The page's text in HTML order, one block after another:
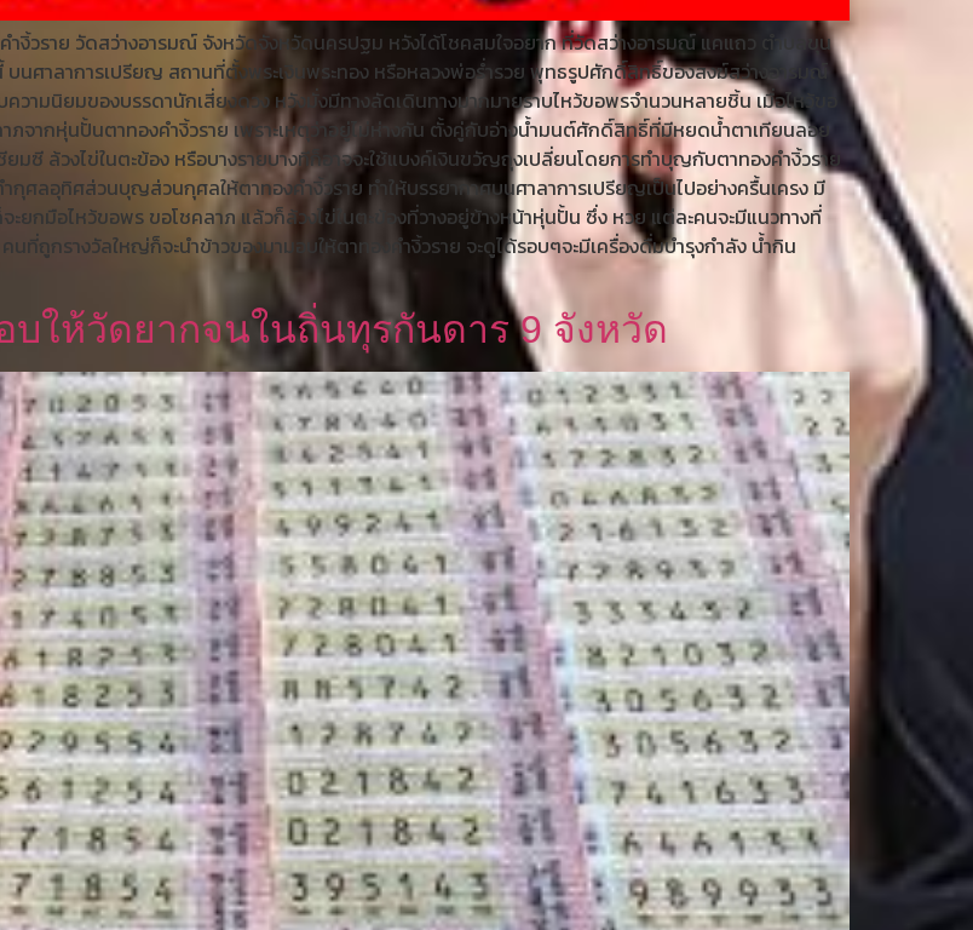
งิ้วราย วัดสว่างอารมณ์ จังหวัดจังหวัดนครปฐม หวังได้โชคสมใจอยาก ที่วัดสว่างอารมณ์ แคแถว ตำบลขุน
นศาลาการเปรียญ สถานที่ตั้งพระเงินพระทอง หรือหลวงพ่อร่ำรวย พุทธรูปศักดิ์สิทธิ์ของสงฆ์สว่างอารมณ์
ามนิยมของบรรดานักเสี่ยงดวง หวังมั่งมีทางลัดเดินทางมากมายราบไหว้ขอพรจำนวนหลายชิ้น เมื่อไหว้ขอ
ภจากหุ่นปั้นตาทองคำงิ้วราย เพราะเหตุว่าอยู่ไม่ห่างกัน ตั้งคู่กับอ่างน้ำมนต์ศักดิ์สิทธิ์ที่มีหยดน้ำตาเทียนลอย
ซียมซี ล้วงไข่ในตะข้อง หรือบางรายบางทีก็อาจจะใช้แบงค์เงินขวัญถุงเปลี่ยนโดยการทำบุญกับตาทองคำงิ้วราย
ำกุศลอุทิศส่วนบุญส่วนกุศลให้ตาทองคำงิ้วราย ทำให้บรรยากาศบนศาลาการเปรียญเป็นไปอย่างครื้นเครง มี
จะยกมือไหว้ขอพร ขอโชคลาภ แล้วก็ล้วงไข่ในตะข้องที่วางอยู่ข้างหน้าหุ่นปั้น ซึ่ง หวย แต่ละคนจะมีแนวทางที่
คนที่ถูกรางวัลใหญ่ก็จะนำข้าวของมามอบให้ตาทองคำงิ้วราย จะดูได้รอบๆจะมีเครื่องดื่มบำรุงกำลัง น้ำกิน
บให้วัดยากจนในถิ่นทุรกันดาร 9 จังหวัด